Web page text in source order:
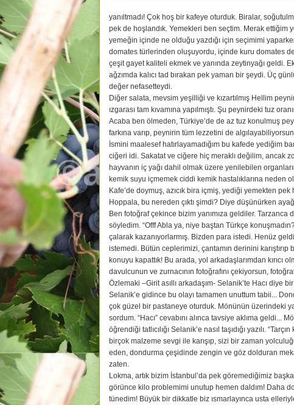
yanıltmadı! Çok hoş bir kafeye oturduk. Biralar,
pek de hoşlandık. Yemekleri ben seçtim. Merak ettiğim
yemeğin içinde ne olduğu yazdığı için seçimimi
domates türlerinden oluşuyordu, içinde kuru domates
çeşit gayet kaliteli ekmek ve yanında zeytinyağı geldi.
ağzımda kalıcı tad bırakan pek yaman bir şeydi. Üç
değer nefasetteydi.
Diğer salata, mevsim yeşilliği ve kızartılmış Hellim
ızgarası tam kıvamına yapılmıştı. Şu peynirdeki tuz
Acaba ben ölmeden, Türkiye’de de az tuz konulmuş
farkına varıp, peynirin tüm lezzetini de
İsmini maalesef hatırlayamadığım bu kafede yediğim
ciğeri idi. Sakatat ve ciğere hiç meraklı değilim, ancak
hayvanın iç yağı dahil olmak üzere yenilebilen
kemik suyu içmemek ciddi kemik hastalıklarına neden
Kafe’de doymuş, azıcık bira içmiş, yediği yemekten
Hoppala, bu nereden çıktı şimdi? Diye düşünürken
Ben fotoğraf çekince bizim yanımıza geldiler.
söyledim. “Offf Abla ya, niye baştan Türkçe
çalarak kazanıyorlarmış. Bizden para istedi. Henüz
istemedi. Bütün ceplerimizi, çantamın derinini
konuyu kapattık! Bu arada, yol arkadaşlarımdan kırıcı
davulcunun ve zurnacının fotoğrafını çekiyorsun,
Özlemaki –Girit asıllı arkadaşım- Selanik’te Hacı diye
Selanik’e gidince bu olayı tamamen unuttum tabii...
çok güzel bir pastaneye oturduk. Mönünün üzerindeki
sordum. “Hacı” cevabını alınca tavsiye aklıma
öğrendiği tatlıcılığı Selanik’e nasıl taşıdığı yazılı.
birçok malzeme sevgi ile karışıp, sizi bir zaman
eden, dondurma çeşidinde zengin ve göz dolduran
zaten.
Lokma, artık bizim İstanbul’da pek göremediğimiz
görünce kilo problemimi unutup hemen daldım! Daha
tünedim! Büyük bir dikkatle biz ısmarlayınca usta